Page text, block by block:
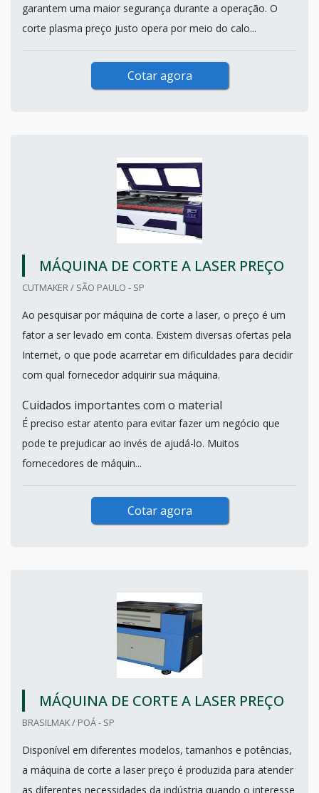
garantem uma maior segurança durante a operação. O
corte plasma preço justo opera por meio do calo...
Cotar agora
MÁQUINA DE CORTE A LASER PREÇO
CUTMAKER / SÃO PAULO - SP
Ao pesquisar por máquina de corte a laser, o preço é um
fator a ser levado em conta. Existem diversas ofertas pela
Internet, o que pode acarretar em dificuldades para decidir
com qual fornecedor adquirir sua máquina.
Cuidados importantes com o material
É preciso estar atento para evitar fazer um negócio que
pode te prejudicar ao invés de ajudá-lo. Muitos
fornecedores de máquin...
Cotar agora
MÁQUINA DE CORTE A LASER PREÇO
BRASILMAK / POÁ - SP
Disponível em diferentes modelos, tamanhos e potências,
a máquina de corte a laser preço é produzida para atender
as diferentes necessidades da indústria quando o interesse